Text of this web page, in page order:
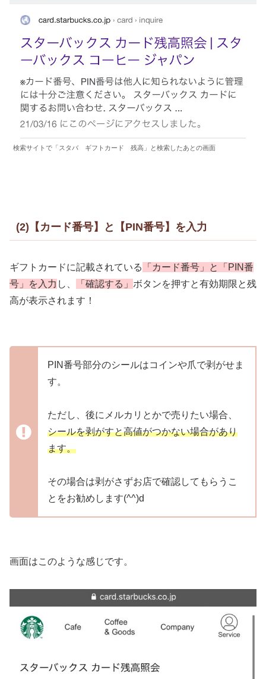
検索サイトで「スタバ ギフトカード 残高」と検索したあとの画面
(2)【カード番号】と【PIN番号】を入力
ギフトカードに記載されている
「カード番号」と「PIN番
号」を入力 し、 「確認する」 ボタンを押すと有効期限と残
高が表示されます！
PIN番号部分のシールはコインや爪で剥がせま
す。
ただし、後にメルカリとかで売りたい場合、
シールを剥がすと高値がつかない場合があり
ます。
その場合は剥がさずお店で確認してもらうこ
とをお勧めします(^^)d
画面はこのような感じです。